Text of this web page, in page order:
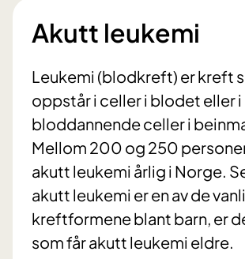
Akutt leukemi
Leukemi (blodkreft) er kreft
oppstår i celler i blodet eller i
bloddannende celler i
Mellom 200 og 250
akutt leukemi årlig i Norge.
akutt leukemi er en av de
kreftformene blant barn, er
som får akutt leukemi eldre.